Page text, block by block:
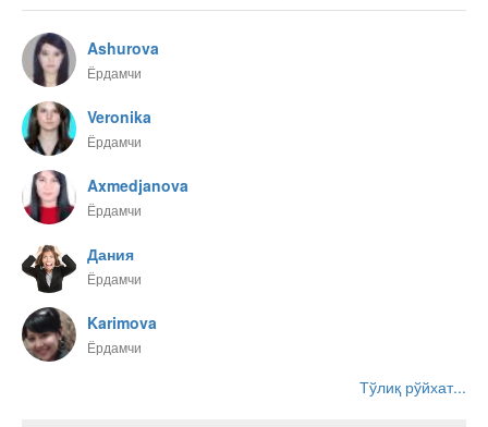
Ashurova
Ёрдамчи
Veronika
Ёрдамчи
Axmedjanova
Ёрдамчи
Дания
Ёрдамчи
Karimova
Ёрдамчи
Тўлиқ рўйхат...